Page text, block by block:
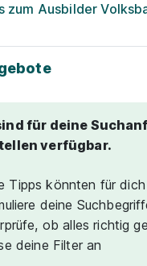
zum Ausbilder
für deine
verfügbar.
Tipps könnten für
deine
ob alles richtig
deine Filter an